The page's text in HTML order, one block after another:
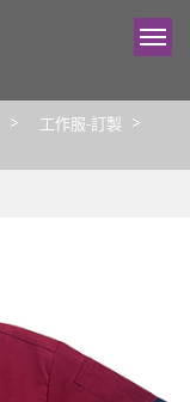
工作服-訂製